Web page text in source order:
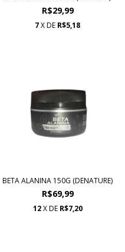
R$29,99
7X DE R$5,18
BETA ALANINA 150G (DENATURE)
R$69,99
12 X DE R$7,20